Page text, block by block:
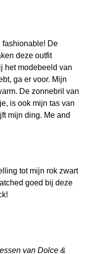
fashionable! De
deze outfit
het modebeeld van
ga er voor. Mijn
De zonnebril van
is ook mijn tas van
mijn ding. Me and
tot mijn rok zwart
goed bij deze
van Dolce &